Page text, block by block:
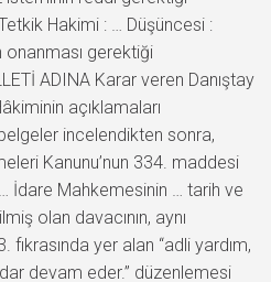
Hakimi : … Düşüncesi :
onanması gerektiği
ADINA Karar veren Danıştay
açıklamaları
incelendikten sonra,
Kanunu’nun 334. maddesi
İdare Mahkemesinin … tarih ve
olan davacının, aynı
fıkrasında yer alan “adli yardım,
devam eder.” düzenlemesi